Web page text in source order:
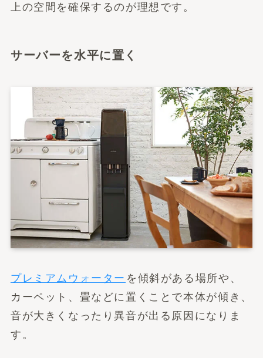
上の空間を確保するのが理想です。
サーバーを水平に置く
プレミアムウォーター を傾斜がある場所や、
カーペット、畳などに置くことで本体が傾き、
音が大きくなったり異音が出る原因になりま
す。